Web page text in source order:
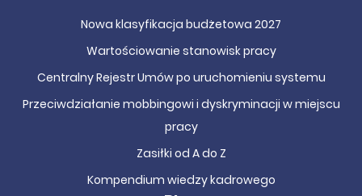
Nowa klasyfikacja budżetowa 2027
Wartościowanie stanowisk pracy
Centralny Rejestr Umów po uruchomieniu systemu
Przeciwdziałanie mobbingowi i dyskryminacji w miejscu
pracy
Zasiłki od A do Z
Kompendium wiedzy kadrowego